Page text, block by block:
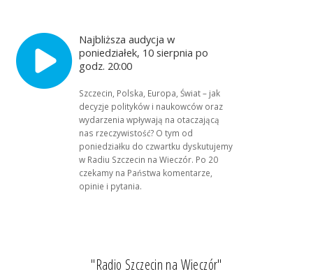
Najbliższa audycja w
poniedziałek, 10 sierpnia po
godz. 20:00
Szczecin, Polska, Europa, Świat – jak
decyzje polityków i naukowców oraz
wydarzenia wpływają na otaczającą
nas rzeczywistość? O tym od
poniedziałku do czwartku dyskutujemy
w Radiu Szczecin na Wieczór. Po 20
czekamy na Państwa komentarze,
opinie i pytania.
"Radio Szczecin na Wieczór"